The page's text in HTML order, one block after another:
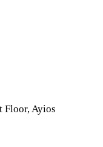
Floor, Ayios